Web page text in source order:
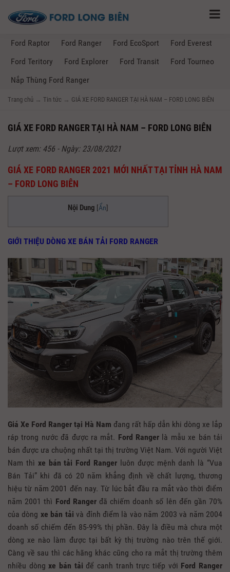
Ford Raptor Ford Ranger Ford EcoSport
Ford Everest
Ford Teritory
Ford Explorer Ford Transit
Ford Tourneo
Nắp Thùng Ford Ranger
Trang chủ → Tin tức → GIÁ XE FORD RANGER TẠI HÀ NAM – FORD LONG BIÊN
GIÁ XE FORD RANGER TẠI HÀ NAM – FORD LONG BIÊN
Lượt xem: 456 - Ngày: 23/08/2021
GIÁ XE FORD RANGER 2021 MỚI NHẤT TẠI TỈNH HÀ NAM
– FORD LONG BIÊN
Nội Dung [Ẩn]
GIỚI THIỆU DÒNG XE BÁN TẢI FORD RANGER
Giá Xe Ford Ranger tại Hà Nam đang rất hấp dẫn khi dòng xe lắp
ráp trong nước đã được ra mắt. Ford Ranger là mẫu xe bán tải
bán được ưa chuộng nhất tại thị trường Việt Nam. Với người Việt
Nam thì xe bán tải Ford Ranger luôn được mệnh danh là “Vua
Bán Tải” khi đã có 20 năm khẳng định về chất lượng, thương
hiệu từ năm 2001 đến nay. Từ lúc bắt đầu ra mắt vào thời điểm
năm 2001 thì Ford Rangerđã chiếm doanh số lên đến gần 70%
của dòng xe bán tải và đỉnh điểm là vào năm 2003 và năm 2004
doanh số chiếm đến 85-99% thị phần. Đây là điều mà chưa một
dòng xe nào làm được tại bất kỳ thị trường nào trên thế giới.
Càng về sau thì các hãng khác cũng cho ra mắt thị trường thêm
nhiều dòngxe bán tải để canh tranh trực tiếp với Ford Ranger